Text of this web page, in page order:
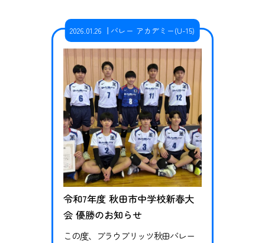
2026.01.26 バレー アカデミー(U-15)
令和7年度 秋田市中学校新春大
会 優勝のお知らせ
この度、ブラウブリッツ秋田バレー